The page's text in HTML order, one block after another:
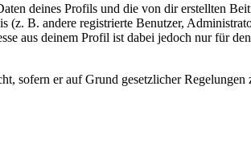
deines Profils und die von dir erstellten
B. andere registrierte Benutzer,
aus deinem Profil ist dabei jedoch nur für
sofern er auf Grund gesetzlicher Regelungen